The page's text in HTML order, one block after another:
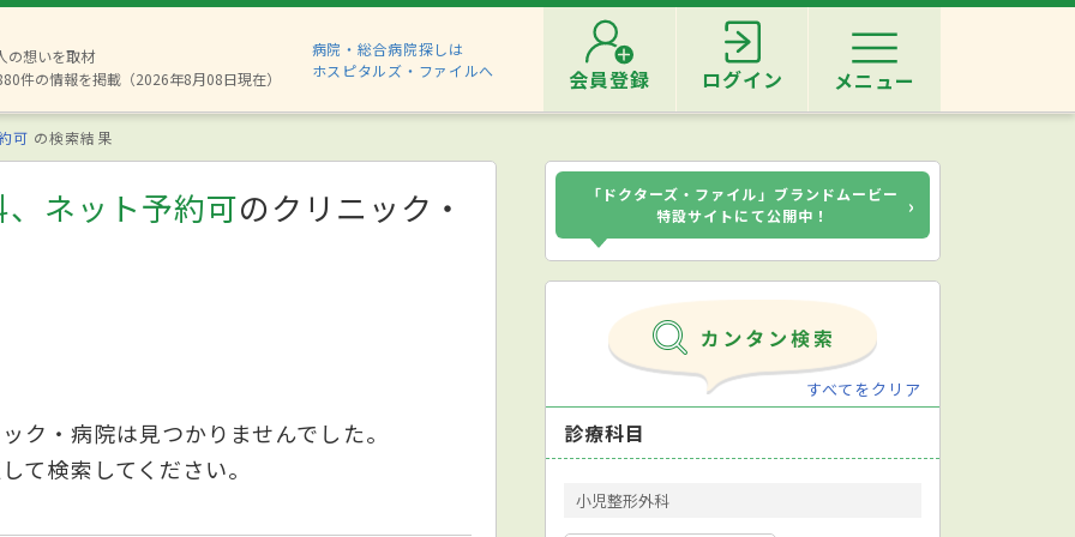
の想いを取材
件の情報を掲載（2026年8月08日現在）
病院・総合病院探しは
ホスピタルズ・ファイルへ
会員登録 ログイン メニュー
可 の検索結果
ネット予約可のクリニック・
ク・病院は見つかりませんでした。
て検索してください。
「ドクターズ・ファイル」ブランドムービー
特設サイトにて公開中！
›
すべてをクリア
診療科目
小児整形外科